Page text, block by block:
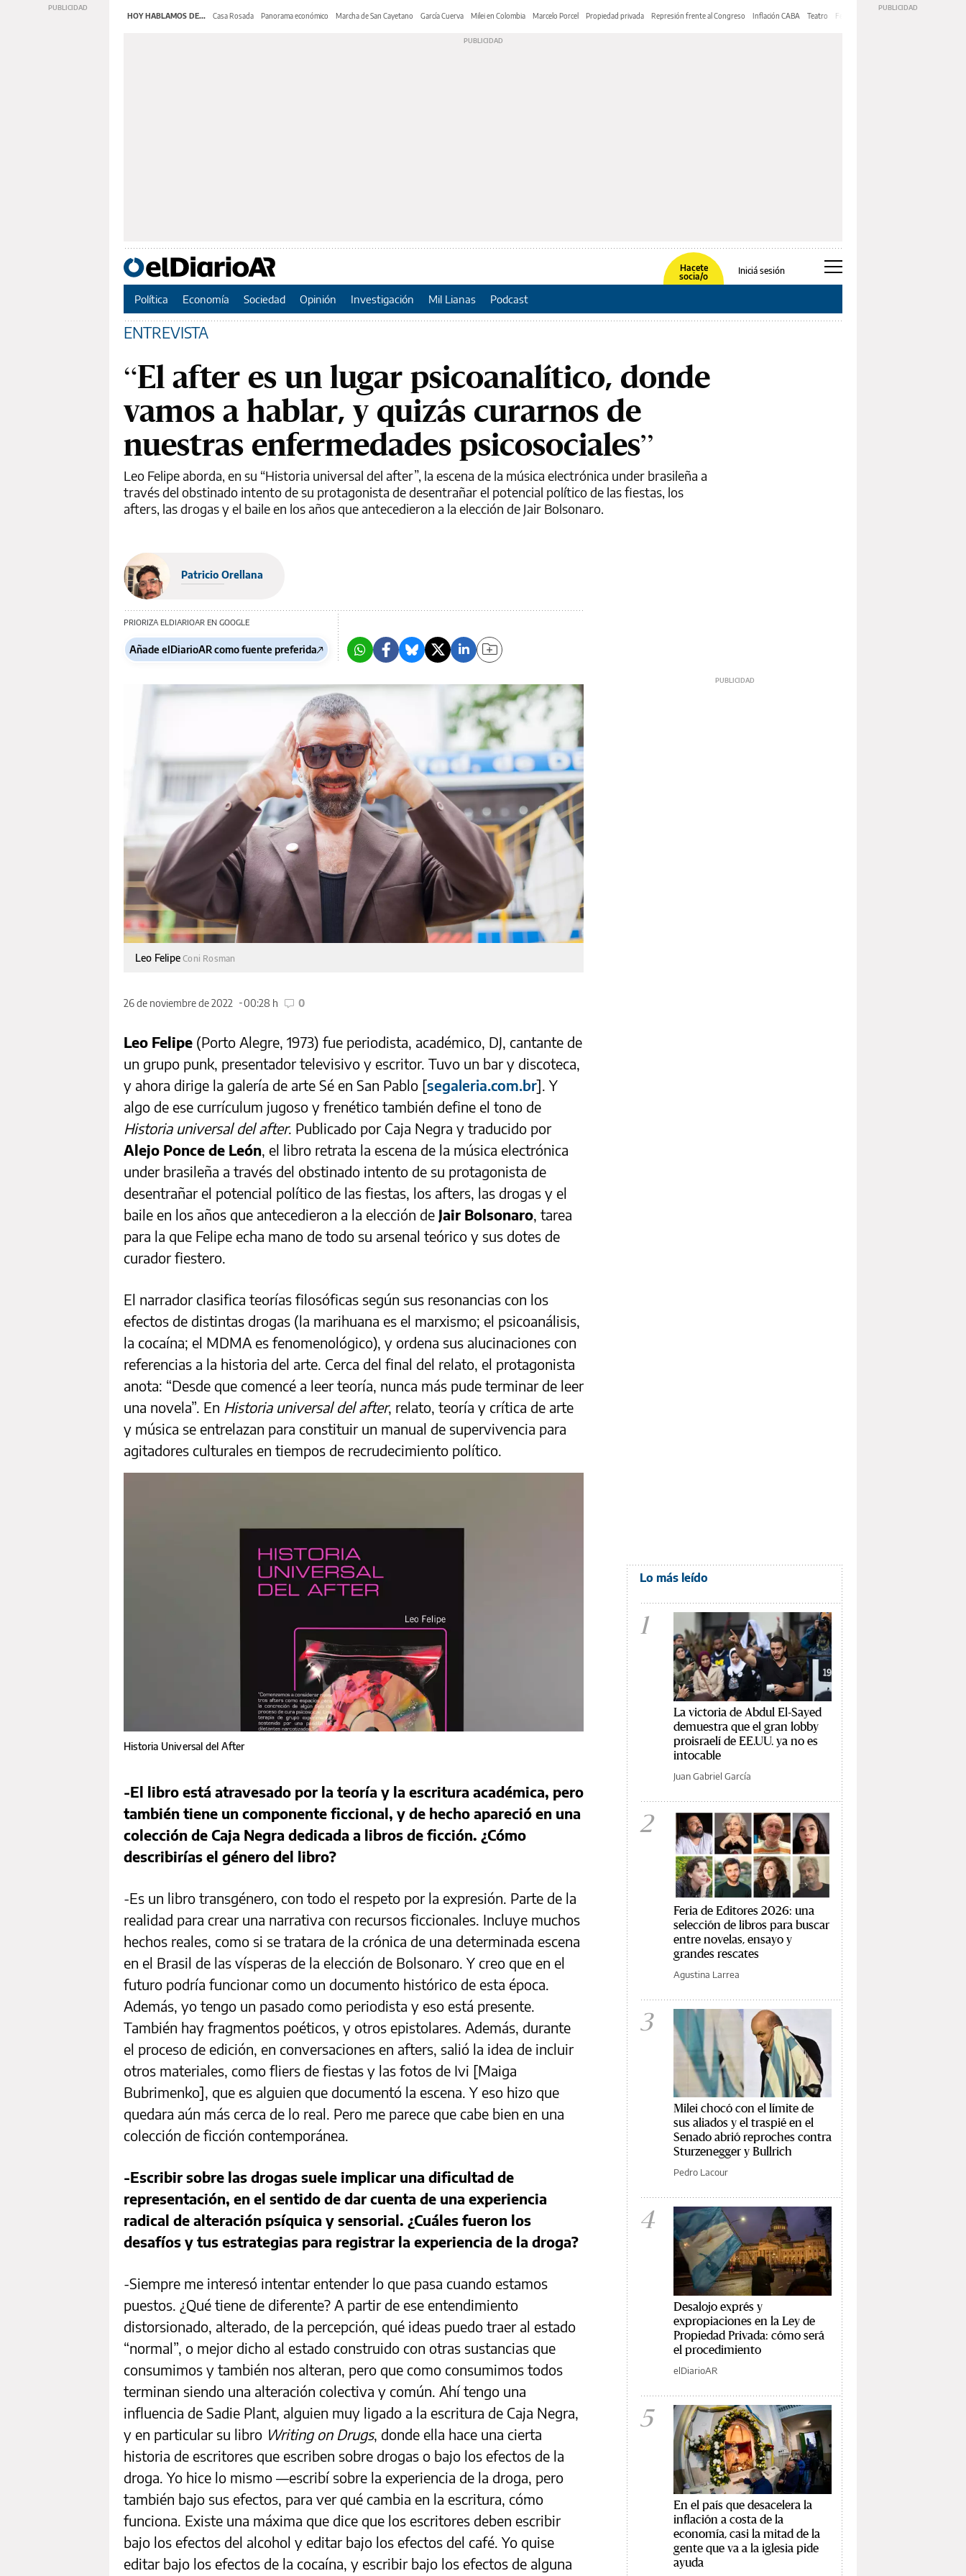
HOY HABLAMOS DE... Casa Rosada Panorama económico Marcha de San Cayetano García Cuerva Milei en Colombia Marcelo Porcel Propiedad privada Represión frente al Congreso Inflación CABA Teatro Feria de Editores
Hacete
socia/o
Iniciá sesión
Política Economía Sociedad Opinión Investigación Mil Lianas Podcast
ENTREVISTA
“El after es un lugar psicoanalítico, donde
vamos a hablar, y quizás curarnos de
nuestras enfermedades psicosociales”
Leo Felipe aborda, en su “Historia universal del after”, la escena de la música electrónica under brasileña a
través del obstinado intento de su protagonista de desentrañar el potencial político de las fiestas, los
afters, las drogas y el baile en los años que antecedieron a la elección de Jair Bolsonaro.
Patricio Orellana
PRIORIZA ELDIARIOAR EN GOOGLE
Añade elDiarioAR como fuente preferida
Leo FelipeConi Rosman
26 de noviembre de 2022 00:28 h 0
Leo Felipe (Porto Alegre, 1973) fue periodista, académico, DJ, cantante de
un grupo punk, presentador televisivo y escritor. Tuvo un bar y discoteca,
y ahora dirige la galería de arte Sé en San Pablo [segaleria.com.br]. Y
algo de ese currículum jugoso y frenético también define el tono de
Historia universal del after. Publicado por Caja Negra y traducido por
Alejo Ponce de León, el libro retrata la escena de la música electrónica
under brasileña a través del obstinado intento de su protagonista de
desentrañar el potencial político de las fiestas, los afters, las drogas y el
baile en los años que antecedieron a la elección de Jair Bolsonaro, tarea
para la que Felipe echa mano de todo su arsenal teórico y sus dotes de
curador fiestero.
El narrador clasifica teorías filosóficas según sus resonancias con los
efectos de distintas drogas (la marihuana es el marxismo; el psicoanálisis,
la cocaína; el MDMA es fenomenológico), y ordena sus alucinaciones con
referencias a la historia del arte. Cerca del final del relato, el protagonista
anota: “Desde que comencé a leer teoría, nunca más pude terminar de leer
una novela”. En Historia universal del after, relato, teoría y crítica de arte
y música se entrelazan para constituir un manual de supervivencia para
agitadores culturales en tiempos de recrudecimiento político.
Historia Universal del After
-El libro está atravesado por la teoría y la escritura académica, pero
también tiene un componente ficcional, y de hecho apareció en una
colección de Caja Negra dedicada a libros de ficción. ¿Cómo
describirías el género del libro?
-Es un libro transgénero, con todo el respeto por la expresión. Parte de la
realidad para crear una narrativa con recursos ficcionales. Incluye muchos
hechos reales, como si se tratara de la crónica de una determinada escena
en el Brasil de las vísperas de la elección de Bolsonaro. Y creo que en el
futuro podría funcionar como un documento histórico de esta época.
Además, yo tengo un pasado como periodista y eso está presente.
También hay fragmentos poéticos, y otros epistolares. Además, durante
el proceso de edición, en conversaciones en afters, salió la idea de incluir
otros materiales, como fliers de fiestas y las fotos de Ivi [Maiga
Bubrimenko], que es alguien que documentó la escena. Y eso hizo que
quedara aún más cerca de lo real. Pero me parece que cabe bien en una
colección de ficción contemporánea.
-Escribir sobre las drogas suele implicar una dificultad de
representación, en el sentido de dar cuenta de una experiencia
radical de alteración psíquica y sensorial. ¿Cuáles fueron los
desafíos y tus estrategias para registrar la experiencia de la droga?
-Siempre me interesó intentar entender lo que pasa cuando estamos
puestos. ¿Qué tiene de diferente? A partir de ese entendimiento
distorsionado, alterado, de la percepción, qué ideas puedo traer al estado
“normal”, o mejor dicho al estado construido con otras sustancias que
consumimos y también nos alteran, pero que como consumimos todos
terminan siendo una alteración colectiva y común. Ahí tengo una
influencia de Sadie Plant, alguien muy ligado a la escritura de Caja Negra,
y en particular su libro Writing on Drugs, donde ella hace una cierta
historia de escritores que escriben sobre drogas o bajo los efectos de la
droga. Yo hice lo mismo —escribí sobre la experiencia de la droga, pero
también bajo sus efectos, para ver qué cambia en la escritura, cómo
funciona. Existe una máxima que dice que los escritores deben escribir
bajo los efectos del alcohol y editar bajo los efectos del café. Yo quise
editar bajo los efectos de la cocaína, y escribir bajo los efectos de alguna
Lo más leído
1
La victoria de Abdul El-Sayed
demuestra que el gran lobby
proisraelí de EE.UU. ya no es
intocable
Juan Gabriel García
2
Feria de Editores 2026: una
selección de libros para buscar
entre novelas, ensayo y
grandes rescates
Agustina Larrea
3
Milei chocó con el límite de
sus aliados y el traspié en el
Senado abrió reproches contra
Sturzenegger y Bullrich
Pedro Lacour
4
Desalojo exprés y
expropiaciones en la Ley de
Propiedad Privada: cómo será
el procedimiento
elDiarioAR
5
En el país que desacelera la
inflación a costa de la
economía, casi la mitad de la
gente que va a la iglesia pide
ayuda